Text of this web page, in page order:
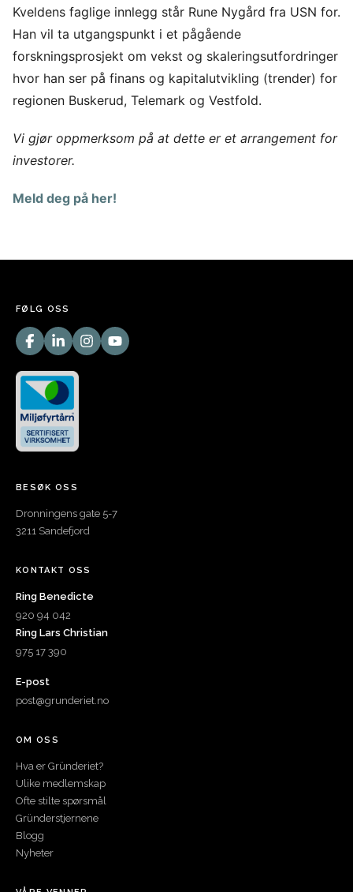
Kveldens faglige innlegg står Rune Nygård fra USN for.
Han vil ta utgangspunkt i et pågående
forskningsprosjekt om vekst og skaleringsutfordringer
hvor han ser på finans og kapitalutvikling (trender) for
regionen Buskerud, Telemark og Vestfold.
Vi gjør oppmerksom på at dette er et arrangement for
investorer.
Meld deg på her!
FØLG OSS
BESØK OSS
Dronningens gate 5-7
3211 Sandefjord
KONTAKT OSS
Ring Benedicte
920 94 042
Ring Lars Christian
975 17 390
E-post
post@grunderiet.no
OM OSS
Hva er Gründeriet?
Ulike medlemskap
Ofte stilte spørsmål
Gründerstjernene
Blogg
Nyheter